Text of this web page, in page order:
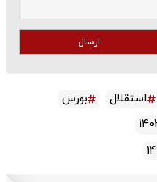
ارسال
استقلال
بورس